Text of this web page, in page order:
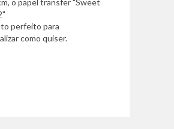
o papel transfer "Sweet
perfeito para
como quiser.